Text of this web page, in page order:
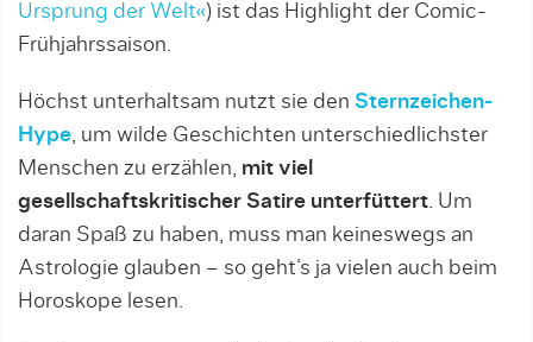
Ursprung der Welt«) ist das Highlight der Comic-
Frühjahrssaison.
Höchst unterhaltsam nutzt sie den Sternzeichen-
Hype, um wilde Geschichten unterschiedlichster
Menschen zu erzählen, mit viel
gesellschaftskritischer Satire unterfüttert. Um
daran Spaß zu haben, muss man keineswegs an
Astrologie glauben – so geht‘s ja vielen auch beim
Horoskope lesen.